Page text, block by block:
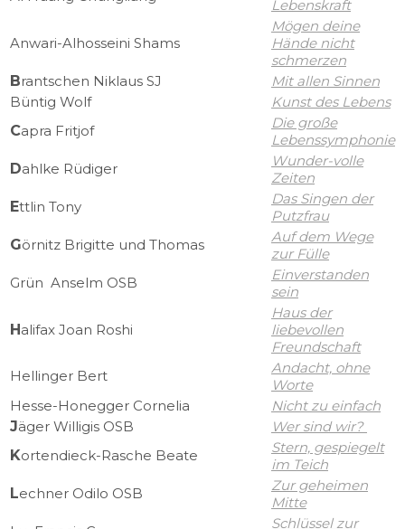
Lebenskraft
Anwari-Alhosseini Shams
Mögen deine
Hände nicht
schmerzen
Brantschen Niklaus SJ
Mit allen Sinnen
Büntig Wolf
Kunst des Lebens
Capra Fritjof
Die große
Lebenssymphonie
Dahlke Rüdiger
Wunder-volle
Zeiten
Ettlin Tony
Das Singen der
Putzfrau
Görnitz Brigitte und Thomas
Auf dem Wege
zur Fülle
Grün Anselm OSB
Einverstanden
sein
H alifax Joan Roshi
Haus der
liebevollen
Freundschaft
Hellinger Bert
Andacht, ohne
Worte
Hesse-Honegger Cornelia
Nicht zu einfach
Jäger Willigis OSB
Wer sind wir?
Kortendieck-Rasche Beate
Stern, gespiegelt
im Teich
Lechner Odilo OSB
Zur geheimen
Mitte
Schlüssel zur